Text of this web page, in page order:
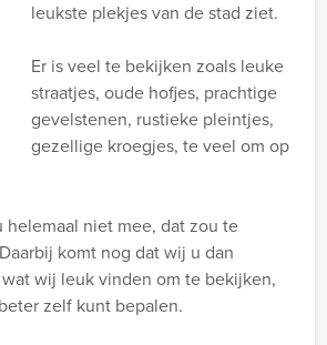
leukste plekjes van de stad ziet.
Er is veel te bekijken zoals leuke
straatjes, oude hofjes, prachtige
gevelstenen, rustieke pleintjes,
gezellige kroegjes, te veel om op
helemaal niet mee, dat zou te
komt nog dat wij u dan
wij leuk vinden om te bekijken,
zelf kunt bepalen.